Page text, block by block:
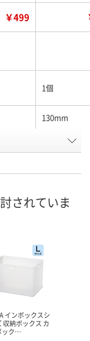
￥499
1個
130mm
クリアブラ
お取り扱い終
されていま
インボックスシ
収納ボックス カ
ック…